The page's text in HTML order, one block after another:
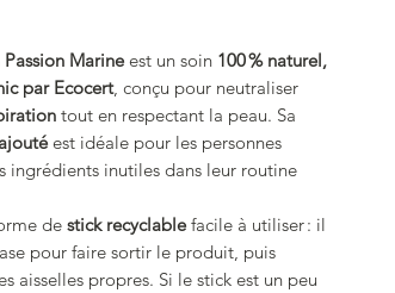
Marineest un soin 100 % naturel,
par Ecocert, conçu pour neutraliser
tout en respectant la peau. Sa
est idéale pour les personnes
ingrédients inutiles dans leur routine
de stick recyclablefacile à utiliser : il
pour faire sortir le produit, puis
aisselles propres. Si le stick est un peu